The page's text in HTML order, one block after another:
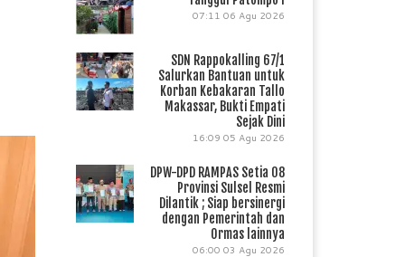
07:11 06 Agu 2026
SDN Rappokalling 67/1
Salurkan Bantuan untuk
Korban Kebakaran Tallo
Makassar, Bukti Empati
Sejak Dini
16:09 05 Agu 2026
DPW-DPD RAMPAS Setia 08
Provinsi Sulsel Resmi
Dilantik ; Siap bersinergi
dengan Pemerintah dan
Ormas lainnya
06:00 03 Agu 2026